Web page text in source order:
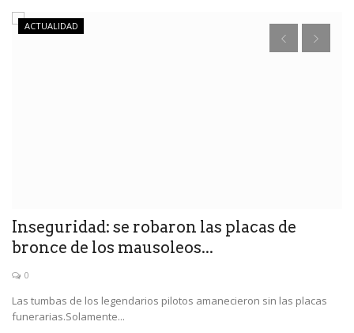
ACTUALIDAD
Inseguridad: se robaron las placas de
bronce de los mausoleos...
0
Las tumbas de los legendarios pilotos amanecieron sin las placas
funerarias.Solamente...